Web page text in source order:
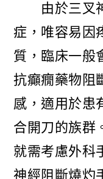
由於三叉神
症，唯容易因
質，臨床一般
抗癲癇藥物阻
感，適用於患
合開刀的族群
就需考慮外科
神經阻斷燒灼